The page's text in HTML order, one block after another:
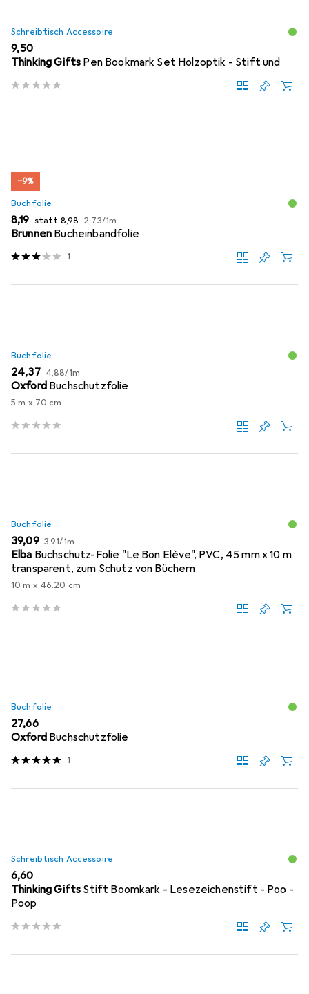
Schreibtisch Accessoire
EUR
9,50
Thinking Gifts Pen Bookmark Set Holzoptik - Stift und
−9%
Buchfolie
EUR
8,19 statt EUR
8,98 EUR
2,73/1m
Brunnen Bucheinbandfolie
1
Buchfolie
EUR
24,37 EUR
4,88/1m
Oxford Buchschutzfolie
5 m x 70 cm
Buchfolie
EUR
39,09 EUR
3,91/1m
Elba Buchschutz-Folie "Le Bon Elève", PVC, 45 mm x 10 m
transparent, zum Schutz von Büchern
10 m x 46.20 cm
Buchfolie
EUR
27,66
Oxford Buchschutzfolie
1
Schreibtisch Accessoire
EUR
6,60
Thinking Gifts Stift Boomkark - Lesezeichenstift - Poo -
Poop